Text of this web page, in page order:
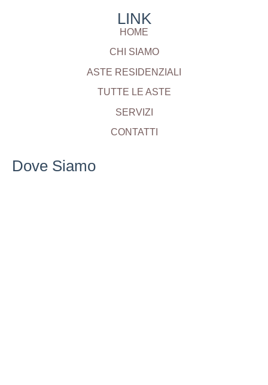
LINK
HOME
CHI SIAMO
ASTE RESIDENZIALI
TUTTE LE ASTE
SERVIZI
CONTATTI
Dove Siamo